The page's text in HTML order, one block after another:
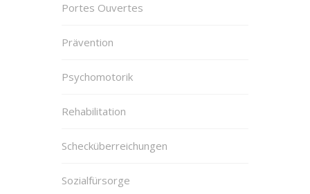
Portes Ouvertes
Prävention
Psychomotorik
Rehabilitation
Schecküberreichungen
Sozialfürsorge